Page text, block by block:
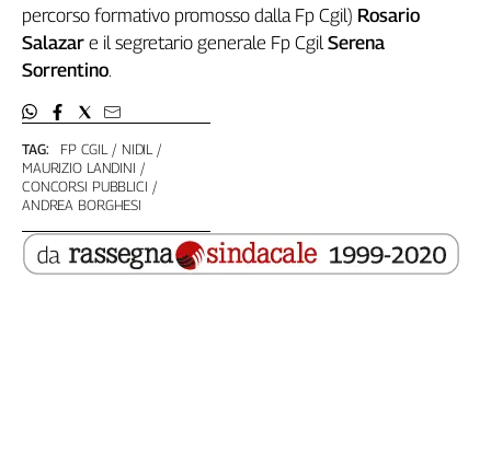
Sassolino
Economica
Tech
Easy
Inserti
Idea
Diffusa
TAG: FP CGIL
NIDIL
MAURIZIO LANDINI
CONCORSI PUBBLICI
ANDREA BORGHESI
percorso formativo promosso dalla Fp Cgil) Rosario
Salazar e il segretario generale Fp CgilSerena
Sorrentino.